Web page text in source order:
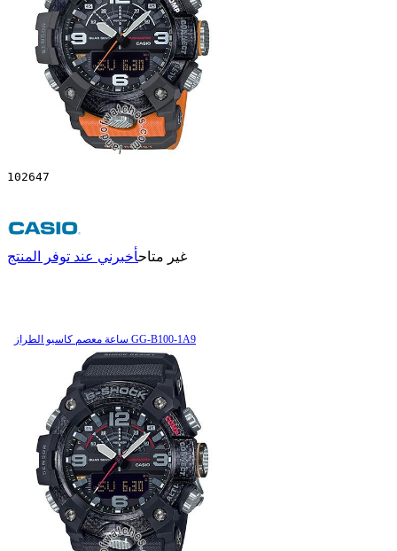
102647
غير متاحأخبرني عند توفر المنتج
ساعة معصم کاسیو الطراز GG-B100-1A9